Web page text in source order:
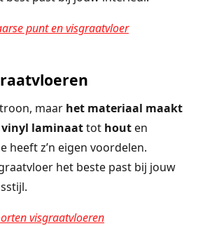
punt en visgraatvloer
maar het materiaal maakt
vinyl laminaattot houten
heeft z’n eigen voordelen.
het beste past bij jouw
visgraatvloeren